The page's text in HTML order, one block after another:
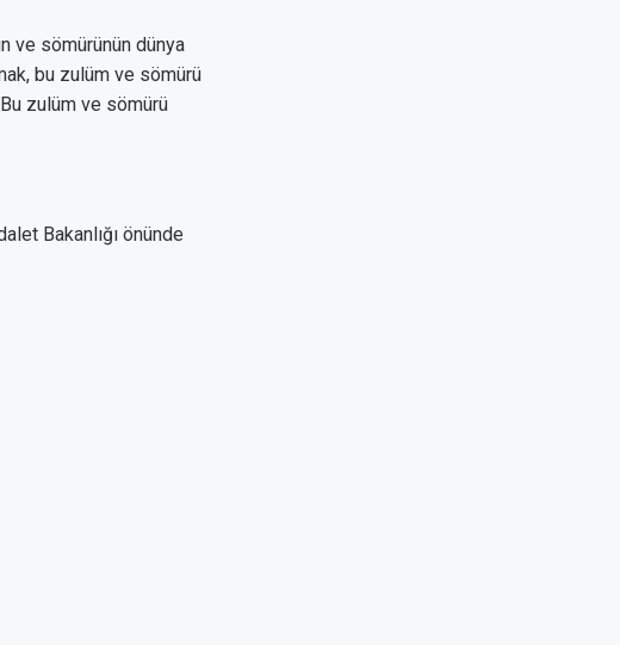
ve sömürünün dünya
bu zulüm ve sömürü
zulüm ve sömürü
Bakanlığı önünde